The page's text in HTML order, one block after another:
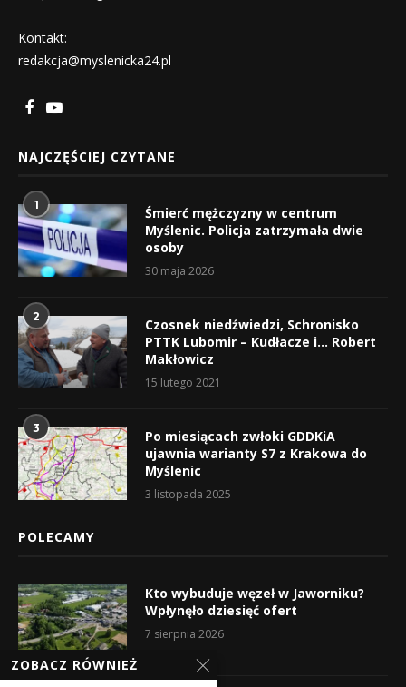
Kontakt:
redakcja@myslenicka24.pl
NAJCZĘŚCIEJ CZYTANE
1
Śmierć mężczyzny w centrum
Myślenic. Policja zatrzymała dwie
osoby
30 maja 2026
2
Czosnek niedźwiedzi, Schronisko
PTTK Lubomir – Kudłacze i… Robert
Makłowicz
15 lutego 2021
3
Po miesiącach zwłoki GDDKiA
ujawnia warianty S7 z Krakowa do
Myślenic
3 listopada 2025
POLECAMY
Kto wybuduje węzeł w Jaworniku?
Wpłynęło dziesięć ofert
7 sierpnia 2026
ZOBACZ RÓWNIEŻ